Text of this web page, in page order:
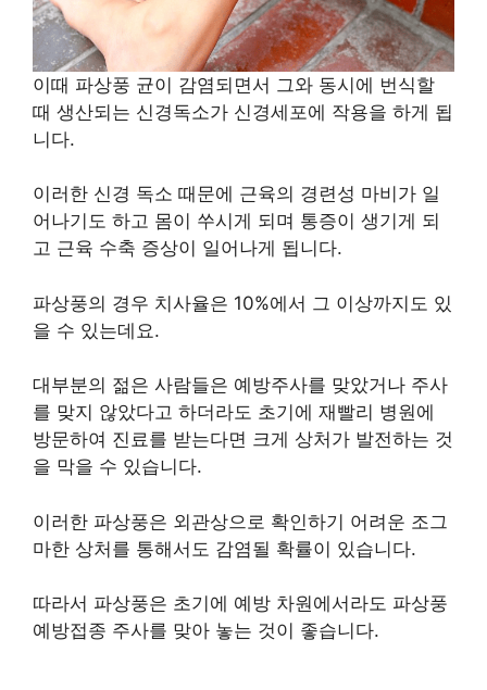
이때 파상풍 균이 감염되면서 그와 동시에 번식할
때 생산되는 신경독소가 신경세포에 작용을 하게 됩
니다.
이러한 신경 독소 때문에 근육의 경련성 마비가 일
어나기도 하고 몸이 쑤시게 되며 통증이 생기게 되
고 근육 수축 증상이 일어나게 됩니다.
파상풍의 경우 치사율은 10%에서 그 이상까지도 있
을 수 있는데요.
대부분의 젊은 사람들은 예방주사를 맞았거나 주사
를 맞지 않았다고 하더라도 초기에 재빨리 병원에
방문하여 진료를 받는다면 크게 상처가 발전하는 것
을 막을 수 있습니다.
이러한 파상풍은 외관상으로 확인하기 어려운 조그
마한 상처를 통해서도 감염될 확률이 있습니다.
따라서 파상풍은 초기에 예방 차원에서라도 파상풍
예방접종 주사를 맞아 놓는 것이 좋습니다.